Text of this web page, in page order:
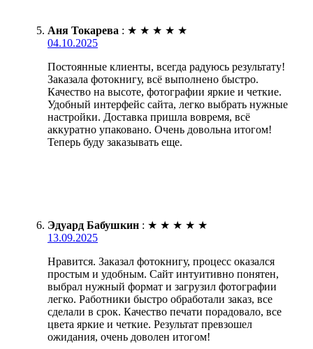
Аня Токарева : ★ ★ ★ ★ ★
04.10.2025
Постоянные клиенты, всегда радуюсь результату!
Заказала фотокнигу, всё выполнено быстро.
Качество на высоте, фотографии яркие и четкие.
Удобный интерфейс сайта, легко выбрать нужные
настройки. Доставка пришла вовремя, всё
аккуратно упаковано. Очень довольна итогом!
Теперь буду заказывать еще.
Эдуард Бабушкин : ★ ★ ★ ★ ★
13.09.2025
Нравится. Заказал фотокнигу, процесс оказался
простым и удобным. Сайт интуитивно понятен,
выбрал нужный формат и загрузил фотографии
легко. Работники быстро обработали заказ, все
сделали в срок. Качество печати порадовало, все
цвета яркие и четкие. Результат превзошел
ожидания, очень доволен итогом!